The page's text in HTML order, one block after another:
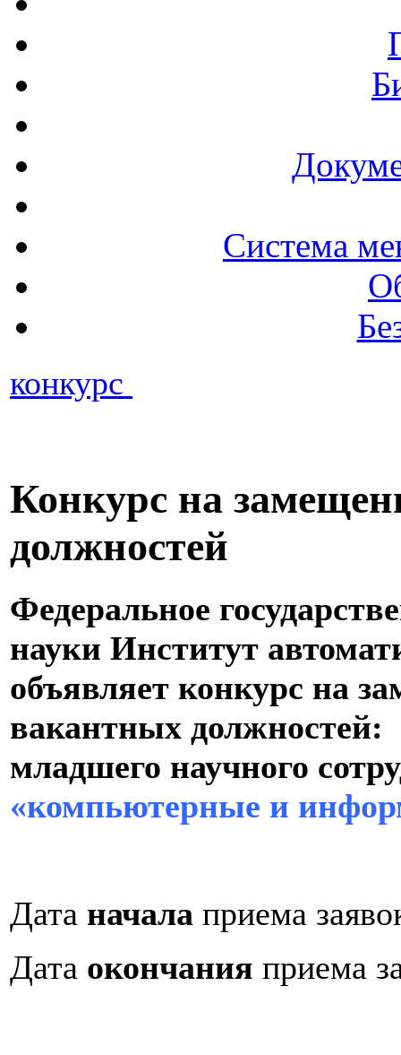
Система
конкурс
Конкурс на
должностей
Федеральное
науки Институт
объявляет конкурс на
вакантных должностей:
младшего научного
«компьютерные и
Дата начала приема
Дата окончания приема